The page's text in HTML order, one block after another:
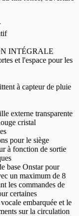
INTÉGRALE
et l'espace pour les
à capteur de pluie
externe transparente
cristal
pour le siège
à fonction de sortie
base Onstar pour
un maximum de 8
les commandes de
certaines
embarquée et le
sur la circulation